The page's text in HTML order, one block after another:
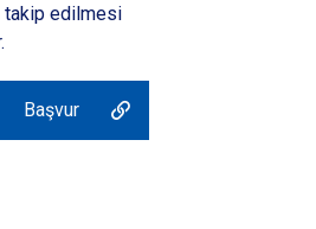
takip edilmesi
Başvur